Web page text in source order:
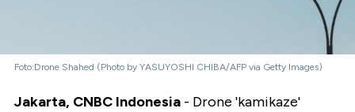
Foto:Drone Shahed (Photo by YASUYOSHI CHIBA/AFP via Getty Images)
Jakarta, CNBC Indonesia - Drone 'kamikaze'